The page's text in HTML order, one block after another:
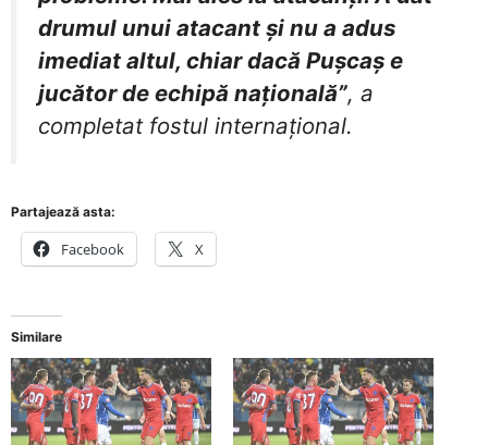
drumul unui atacant și nu a adus
imediat altul, chiar dacă Pușcaș e
jucător de echipă națională”, a
completat fostul internațional.
Partajează asta:
Facebook X
Similare